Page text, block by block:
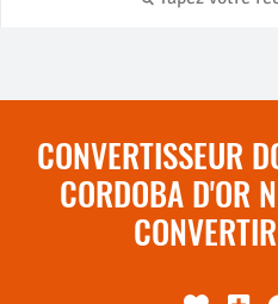
CONVERTISSEUR
CORDOBA D'OR